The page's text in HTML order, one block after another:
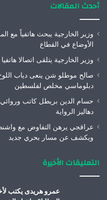
أحدث المقالات
وزير الخارجية يبحث هاتفياً مع
الأوضاع في القطاع
وزير الخارجية يتلقى اتصالا
صالح موطلو شن ينعى دياب
دبلوماسي مخلص لفلسطين
حسام الدين بريطل كاتب وروائي
دهاليز الرواية
عراقجي يرهن التفاوض مع
ويكشف عن مسار بحري جديد
التعليقات الأخيرة
عمرو هريدى يكتب